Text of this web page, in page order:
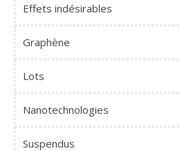
Effets indésirables
Graphène
Lots
Nanotechnologies
Suspendus